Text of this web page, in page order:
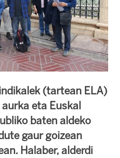
(tartean ELA)
eta Euskal
baten aldeko
gaur goizean
Halaber, alderdi